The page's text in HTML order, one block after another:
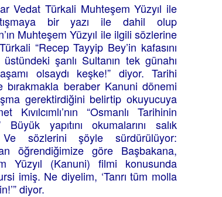
Vedat Türkali Muhteşem Yüzyıl ile
bir yazı ile dahil olup
Muhteşem Yüzyıl ile ilgili sözlerine
“Recep Tayyip Bey’in kafasını
üstündeki şanlı Sultanın tek günahı
olsaydı keşke!” diyor. Tarihi
bırakmakla beraber Kanuni dönemi
gerektirdiğini belirtip okuyucuya
Kıvılcımlı’nın “Osmanlı Tarihinin
Büyük yapıtını okumalarını salık
sözlerini şöyle sürdürülüyor:
öğrendiğimize göre Başbakana,
Yüzyıl (Kanuni) filmi konusunda
imiş. Ne diyelim, ‘Tanrı tüm molla
diyor.